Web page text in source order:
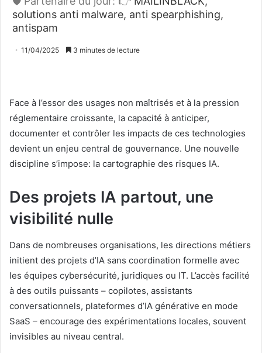
solutions anti malware, anti spearphishing,
antispam
11/04/2025 3 minutes de lecture
Face à l’essor des usages non maîtrisés et à la pression
réglementaire croissante, la capacité à anticiper,
documenter et contrôler les impacts de ces technologies
devient un enjeu central de gouvernance. Une nouvelle
discipline s’impose: la cartographie des risques IA.
Des projets IA partout, une
visibilité nulle
Dans de nombreuses organisations, les directions métiers
initient des projets d’IA sans coordination formelle avec
les équipes cybersécurité, juridiques ou IT. L’accès facilité
à des outils puissants – copilotes, assistants
conversationnels, plateformes d’IA générative en mode
SaaS – encourage des expérimentations locales, souvent
invisibles au niveau central.